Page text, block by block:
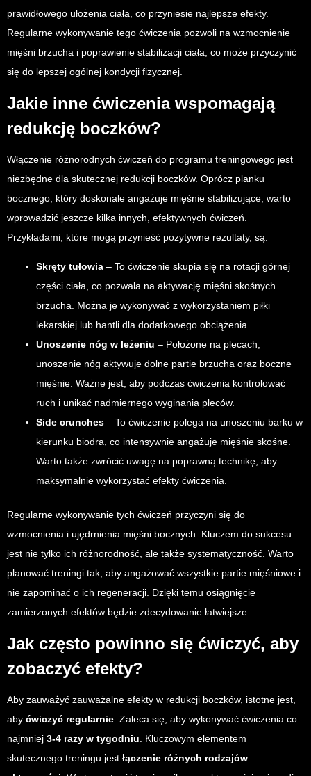
prawidłowego ułożenia ciała, co przyniesie najlepsze efekty.
Regularne wykonywanie tego ćwiczenia pozwoli na wzmocnienie
mięśni brzucha i poprawienie stabilizacji ciała, co może przyczynić
się do lepszej ogólnej kondycji fizycznej.
Jakie inne ćwiczenia wspomagają
redukcję boczków?
Włączenie różnorodnych ćwiczeń do programu treningowego jest
niezbędne dla skutecznej redukcji boczków. Oprócz planku
bocznego, który doskonale angażuje mięśnie stabilizujące, warto
wprowadzić jeszcze kilka innych, efektywnych ćwiczeń.
Przykładami, które mogą przynieść pozytywne rezultaty, są:
Skręty tułowia – To ćwiczenie skupia się na rotacji górnej
części ciała, co pozwala na aktywację mięśni skośnych
brzucha. Można je wykonywać z wykorzystaniem piłki
lekarskiej lub hantli dla dodatkowego obciążenia.
Unoszenie nóg w leżeniu – Położone na plecach,
unoszenie nóg aktywuje dolne partie brzucha oraz boczne
mięśnie. Ważne jest, aby podczas ćwiczenia kontrolować
ruch i unikać nadmiernego wyginania pleców.
Side crunches – To ćwiczenie polega na unoszeniu barku w
kierunku biodra, co intensywnie angażuje mięśnie skośne.
Warto także zwrócić uwagę na poprawną technikę, aby
maksymalnie wykorzystać efekty ćwiczenia.
Regularne wykonywanie tych ćwiczeń przyczyni się do
wzmocnienia i ujędrnienia mięśni bocznych. Kluczem do sukcesu
jest nie tylko ich różnorodność, ale także systematyczność. Warto
planować treningi tak, aby angażować wszystkie partie mięśniowe i
nie zapominać o ich regeneracji. Dzięki temu osiągnięcie
zamierzonych efektów będzie zdecydowanie łatwiejsze.
Jak często powinno się ćwiczyć, aby
zobaczyć efekty?
Aby zauważyć zauważalne efekty w redukcji boczków, istotne jest,
aby ćwiczyć regularnie . Zaleca się, aby wykonywać ćwiczenia co
najmniej 3-4 razy w tygodniu . Kluczowym elementem
skutecznego treningu jest łączenie różnych rodzajów